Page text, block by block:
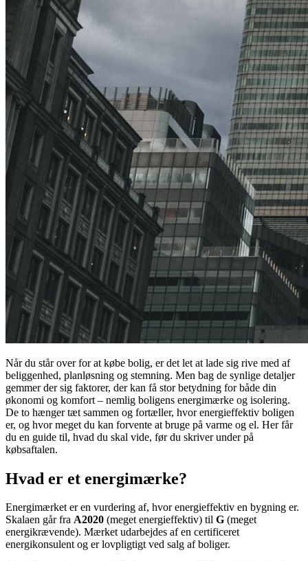
Når du står over for at købe bolig, er det let at lade sig rive med af
beliggenhed, planløsning og stemning. Men bag de synlige detaljer
gemmer der sig faktorer, der kan få stor betydning for både din
økonomi og komfort – nemlig boligens energimærke og isolering.
De to hænger tæt sammen og fortæller, hvor energieffektiv boligen
er, og hvor meget du kan forvente at bruge på varme og el. Her får
du en guide til, hvad du skal vide, før du skriver under på
købsaftalen.
Hvad er et energimærke?
Energimærket er en vurdering af, hvor energieffektiv en bygning er.
Skalaen går fra A2020 (meget energieffektiv) til G (meget
energikrævende). Mærket udarbejdes af en certificeret
energikonsulent og er lovpligtigt ved salg af boliger.